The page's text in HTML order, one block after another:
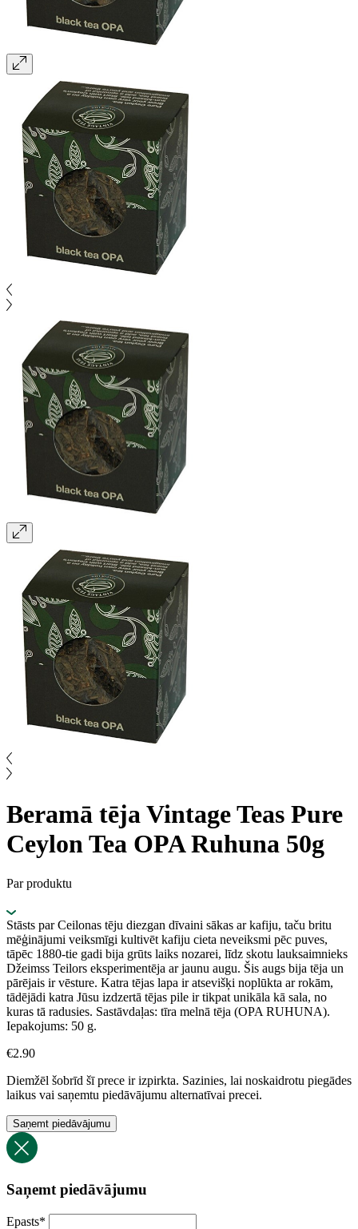
Beramā tēja Vintage Teas Pure
Ceylon Tea OPA Ruhuna 50g
Par produktu
Stāsts par Ceilonas tēju diezgan dīvaini sākas ar kafiju, taču britu
mēģinājumi veiksmīgi kultivēt kafiju cieta neveiksmi pēc puves,
tāpēc 1880-tie gadi bija grūts laiks nozarei, līdz skotu lauksaimnieks
Džeimss Teilors eksperimentēja ar jaunu augu. Šis augs bija tēja un
pārējais ir vēsture. Katra tējas lapa ir atsevišķi noplūkta ar rokām,
tādējādi ​​katra Jūsu izdzertā tējas pile ir tikpat unikāla kā sala, no
kuras tā radusies. Sastāvdaļas: tīra melnā tēja (OPA RUHUNA).
Iepakojums: 50 g.
€2.90
Diemžēl šobrīd šī prece ir izpirkta. Sazinies, lai noskaidrotu piegādes
laikus vai saņemtu piedāvājumu alternatīvai precei.
Saņemt piedāvājumu
Saņemt piedāvājumu
Epasts*